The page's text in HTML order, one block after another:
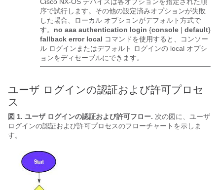
序で試行します。その他の設定済みオプションが失敗
した場合、ローカル オプションがデフォルト方式で
す。 no aaa authentication login {console | default}
fallback error local コマンドを使用すると、コンソー
ル ログインまたはデフォルト ログインの local オプシ
ョンをディセーブルにできます。
ユーザ ログインの認証および許可プロセ
ス
図 1. ユーザ ログインの認証および許可フロー. 次の図に、ユーザ
ログインの認証および許可プロセスのフローチャートを示しま
す。